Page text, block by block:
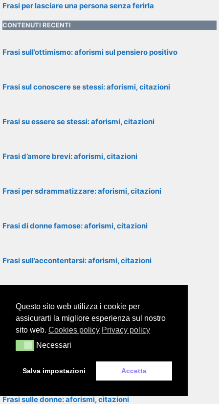
Frasi per lasciare una persona senza ferirla
CONTENUTI RECENTI
Frasi sull’ottimismo: aforismi sul pensiero positivo
Frasi sul conoscere se stessi: aforismi, citazioni
Frasi su essere se stessi: aforismi, citazioni
Frasi d’amore brevi: aforismi, citazioni
Frasi per sdrammatizzare: aforismi, citazioni
Frasi di donne famose: aforismi, citazioni
Frasi sull’accontentarsi: aforismi, citazioni
Frasi sull’egoismo: aforismi, citazioni
Frasi per dire ti voglio bene: aforismi, citazioni
Frasi sulle donne: aforismi, citazioni
Questo sito web utilizza i cookie per
assicurarti la migliore esperienza sul nostro
sito web. Cookies policy Privacy policy
NecessariNecessari
Salva impostazioni Accetta